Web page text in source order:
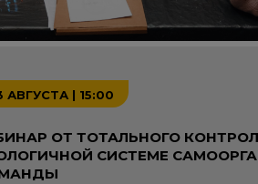
АВГУСТА | 15:00
ОТ ТОТАЛЬНОГО
СИСТЕМЕ